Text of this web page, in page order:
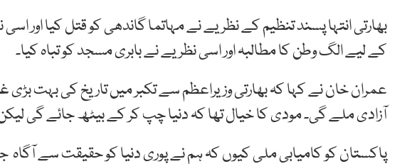
بھارتی انتہا پسند تنظیم کے نظریے نے مہاتما گاندھی کو قتل کیا اور
کے لیے الگ وطن کا مطالبہ اور اسی نظریے نے بابری مسجد کو تباہ کیا۔
عمران خان نے کہا کہ بھارتی وزیراعظم سے تکبر میں تاریخ کی بہت
آزادی ملے گی۔ مودی کا خیال تھا کہ دنیا چپ کر کے بیٹھ جائے گی لیکن
پاکستان کو کامیابی ملی کیوں کہ ہم نے پوری دنیا کو حقیقت سے